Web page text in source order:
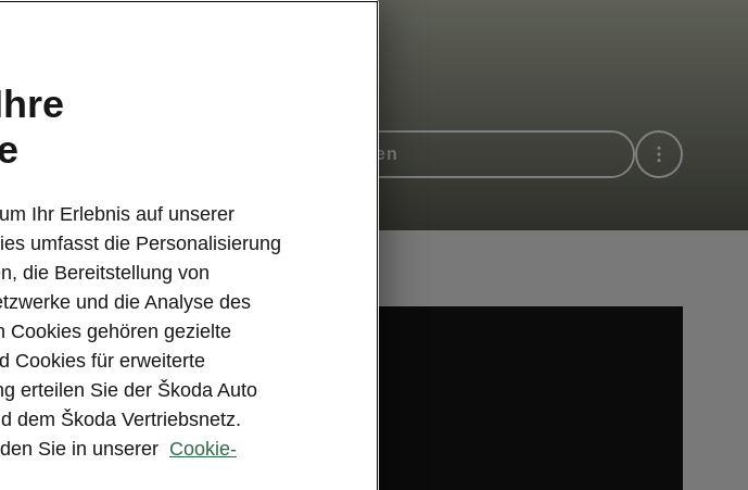
Probefahrt vereinbaren
gehostet (www.youtube.com).
externen Inhalte nehmen Sie zur
Daten durch den jeweiligen externen
Ihr Erlebnis auf unserer
umfasst die Personalisierung
die Bereitstellung von
und die Analyse des
Cookies gehören gezielte
Cookies für erweiterte
erteilen Sie der Škoda Auto
dem Škoda Vertriebsnetz.
Sie in unserer Cookie-